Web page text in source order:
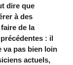
dire que
à des
de la
: il
va pas bien loin
actuels,